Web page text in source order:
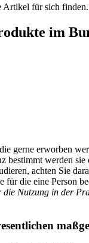
für sich
im
gerne erworben
bestimmt werden
achten Sie
die eine Person
die Nutzung in der